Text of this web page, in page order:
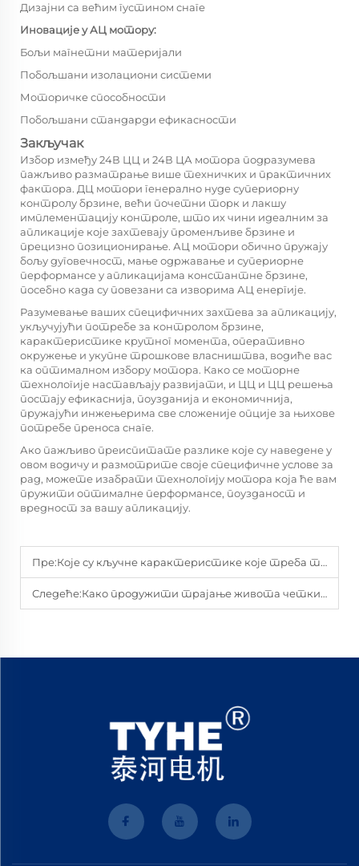
Дизајни са већим густином снаге
Иновације у АЦ мотору:
Бољи магнетни материјали
Побољшани изолациони системи
Моторичке способности
Побољшани стандарди ефикасности
Закључак
Избор између 24В ЦЦ и 24В ЦА мотора подразумева
пажљиво разматрање више техничких и практичних
фактора. ДЦ мотори генерално нуде супериорну
контролу брзине, већи почетни торк и лакшу
имплементацију контроле, што их чини идеалним за
апликације које захтевају променљиве брзине и
прецизно позиционирање. АЦ мотори обично пружају
бољу дуговечност, мање одржавање и супериорне
перформансе у апликацијама константне брзине,
посебно када су повезани са изворима АЦ енергије.
Разумевање ваших специфичних захтева за апликацију,
укључујући потребе за контролом брзине,
карактеристике крутног момента, оперативно
окружење и укупне трошкове власништва, водиће вас
ка оптималном избору мотора. Како се моторне
технологије настављају развијати, и ЦЦ и ЦЦ решења
постају ефикаснија, поузданија и економичнија,
пружајући инжењерима све сложеније опције за њихове
потребе преноса снаге.
Ако пажљиво преиспитате разлике које су наведене у
овом водичу и размотрите своје специфичне услове за
рад, можете изабрати технологију мотора која ће вам
пружити оптималне перформансе, поузданост и
вредност за вашу апликацију.
Пре:Које су кључне карактеристике које треба тражити приликом куповине 24V ДЦ мотора?
Следеће:Како продужити трајање живота четкице за ДЦ мотор?